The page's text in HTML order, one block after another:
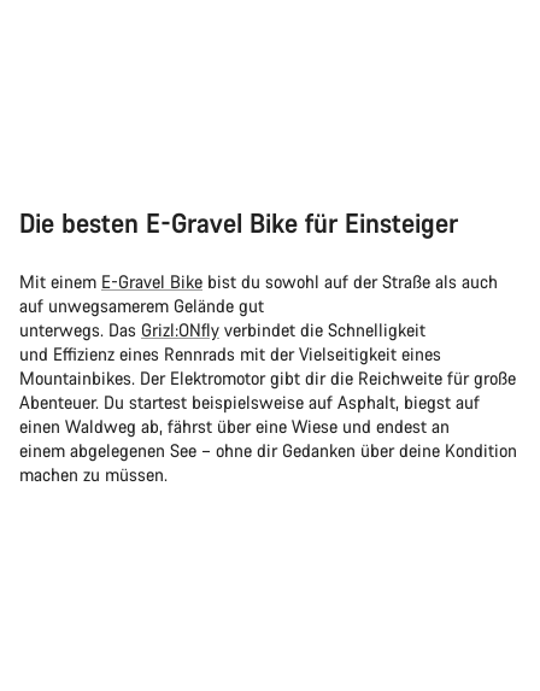
Die besten E-Gravel Bike für Einsteiger
Mit einem E-Gravel Bike bist du sowohl auf der Straße als auch
auf unwegsamerem Gelände gut
unterwegs. Das Grizl:ONfly verbindet die Schnelligkeit
und Effizienz eines Rennrads mit der Vielseitigkeit eines
Mountainbikes. Der Elektromotor gibt dir die Reichweite für große
Abenteuer. Du startest beispielsweise auf Asphalt, biegst auf
einen Waldweg ab, fährst über eine Wiese und endest an
einem abgelegenen See – ohne dir Gedanken über deine Kondition
machen zu müssen.